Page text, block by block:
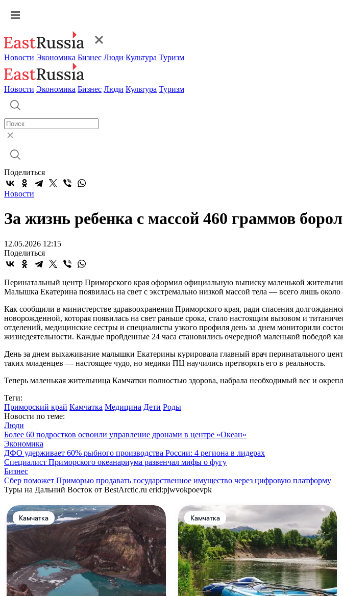
Новости Экономика Бизнес Люди Культура Туризм
Новости Экономика Бизнес Люди Культура Туризм
Поделиться
Новости
За жизнь ребенка с массой 460 граммов
12.05.2026 12:15
Поделиться
Перинатальный центр Приморского края оформил официальную выписку маленькой
Малышка Екатерина появилась на свет с экстремально низкой массой тела — всего лишь
Как сообщили в министерстве здравоохранения Приморского края, ради спасения
новорожденной, которая появилась на свет раньше срока, стало настоящим вызовом и
отделений, медицинские сестры и специалисты узкого профиля день за днем мониторили
жизнедеятельности. Каждые пройденные 24 часа становились очередной маленькой победой
День за днем выхаживание малышки Екатерины курировала главный врач перинатального
таких младенцев — настоящее чудо, но медики ПЦ научились претворять его в реальность.
Теперь маленькая жительница Камчатки полностью здорова, набрала необходимый вес и
Теги:
Приморский край Камчатка Медицина Дети Роды
Новости по теме:
Люди
Более 60 подростков освоили управление дронами в центре «Океан»
Экономика
ДФО удерживает 60% рыбного производства России: 4 региона в лидерах
Специалист Приморского океанариума развенчал мифы о фугу
Бизнес
Сбер поможет Приморью продавать государственное имущество через цифровую платформу
Туры на Дальний Восток от BestArctic.ru erid:pjwvokpoevpk